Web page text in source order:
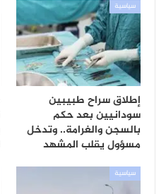
سياسية
إطلاق سراح طبيبين
سودانيين بعد حكم
بالسجن والغرامة.. وتدخل
مسؤول يقلب المشهد
سياسية